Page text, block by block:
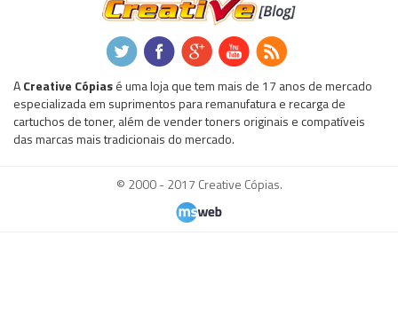
. . . . .
ACreative Cópiasé uma loja que tem mais de 17 anos de mercado
especializada em suprimentos para remanufatura e recarga de
cartuchos de toner, além de vender toners originais e compatíveis
das marcas mais tradicionais do mercado.
© 2000 - 2017 Creative Cópias.